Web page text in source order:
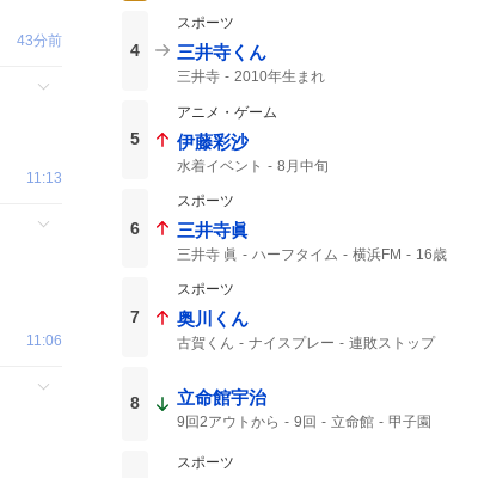
43分前
11:13
11:06
4
スポーツ
三井寺くん
三井寺 2010年生まれ
5
アニメ・ゲーム
伊藤彩沙
水着イベント 8月中旬
6
スポーツ
三井寺眞
三井寺 眞 ハーフタイム 横浜FM
16歳
トラップ
7
スポーツ
奥川くん
古賀くん ナイスプレー 連敗ストップ
8 立命館宇治
9回2アウトから 9回 立命館
甲子園
響けユーフォニアム
スポーツ